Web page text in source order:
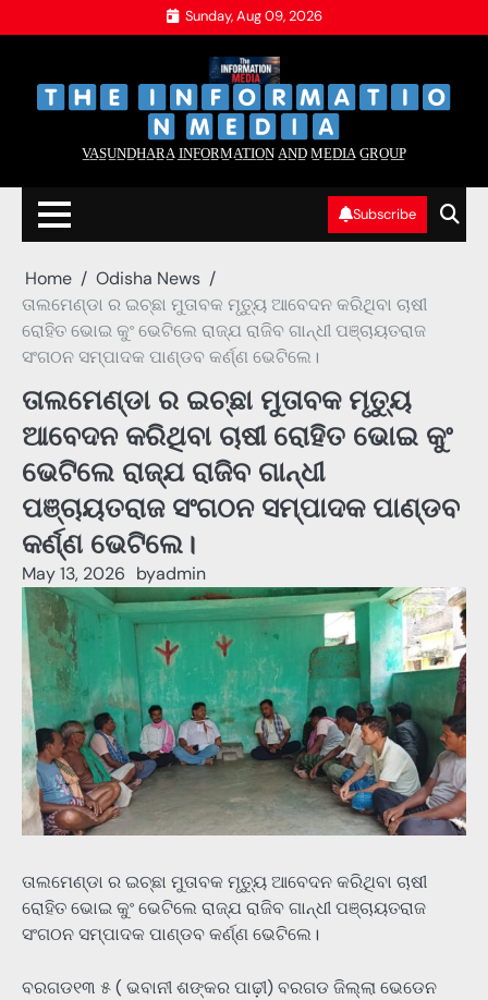
to
Sunday, Aug 09, 2026
V̲A̲S̲U̲N̲D̲H̲A̲R̲A̲ I̲N̲F̲O̲R̲M̲A̲T̲I̲O̲N̲ A̲N̲D̲ M̲E̲D̲I̲A̲ G̲R̲O̲U̲P̲
Subscribe
Home
Odisha News
ତାଲମେଣ୍ଡା ର ଇଚ୍ଛା ମୁତାବକ ମୃତ୍ୟୁ ଆବେଦନ କରିଥିବା ଚାଷୀ
ରୋହିତ ଭୋଇ କୁଂ ଭେଟିଲେ ରାଜ୍ଯ ରାଜିବ ଗାନ୍ଧୀ ପଞ୍ଚାୟତରାଜ
ସଂଗଠନ ସମ୍ପାଦକ ପାଣ୍ଡବ କର୍ଣ୍ଣ ଭେଟିଲେ।
ତାଲମେଣ୍ଡା ର ଇଚ୍ଛା ମୁତାବକ ମୃତ୍ୟୁ
ଆବେଦନ କରିଥିବା ଚାଷୀ ରୋହିତ ଭୋଇ କୁଂ
ଭେଟିଲେ ରାଜ୍ଯ ରାଜିବ ଗାନ୍ଧୀ
ପଞ୍ଚାୟତରାଜ ସଂଗଠନ ସମ୍ପାଦକ ପାଣ୍ଡବ
କର୍ଣ୍ଣ ଭେଟିଲେ।
May 13, 2026 byadmin
ତାଲମେଣ୍ଡା ର ଇଚ୍ଛା ମୁତାବକ ମୃତ୍ୟୁ ଆବେଦନ କରିଥିବା ଚାଷୀ
ରୋହିତ ଭୋଇ କୁଂ ଭେଟିଲେ ରାଜ୍ଯ ରାଜିବ ଗାନ୍ଧୀ ପଞ୍ଚାୟତରାଜ
ସଂଗଠନ ସମ୍ପାଦକ ପାଣ୍ଡବ କର୍ଣ୍ଣ ଭେଟିଲେ।
ବରଗଡ୧୩ ୫ ( ଭବାନୀ ଶଙ୍କର ପାଢ଼ୀ) ବରଗଡ ଜିଲ୍ଲା ଭେଡେନ